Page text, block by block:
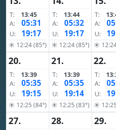
T:
13:45
A:
05:31
U: 19:17
☀ 12:24 (85°)
T:
13:44
A:
05:32
U: 19:17
☀ 12:24 (85°)
T:
A:
U:
☀
20.
T:
13:39
A:
05:35
U: 19:15
☀ 12:25 (84°)
21.
T:
13:39
A:
05:35
U: 19:14
☀ 12:25 (83°)
22.
T:
A:
U:
☀
27. 28. 29.